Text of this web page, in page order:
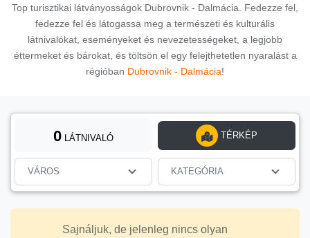
Top turisztikai látványosságok Dubrovnik - Dalmácia. Fedezze fel,
fedezze fel és látogassa meg a természeti és kulturális
látnivalókat, eseményeket és nevezetességeket, a legjobb
éttermeket és bárokat, és töltsön el egy felejthetetlen nyaralást a
régióban Dubrovnik - Dalmácia!
0 LÁTNIVALÓ TÉRKÉP
VÁROS KATEGÓRIA
Sajnáljuk, de jelenleg nincs olyan